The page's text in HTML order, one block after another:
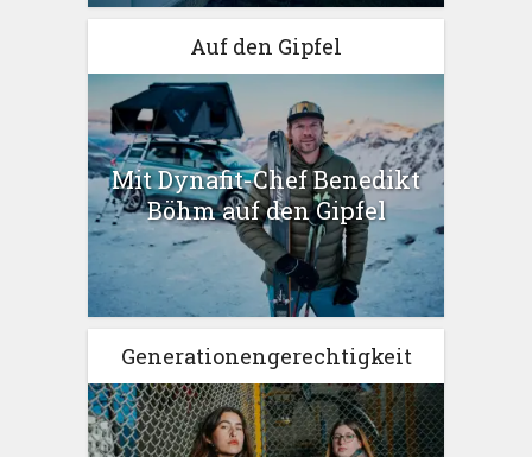
Auf den Gipfel
Mit Dynafit-Chef Benedikt
Böhm auf den Gipfel
Generationengerechtigkeit